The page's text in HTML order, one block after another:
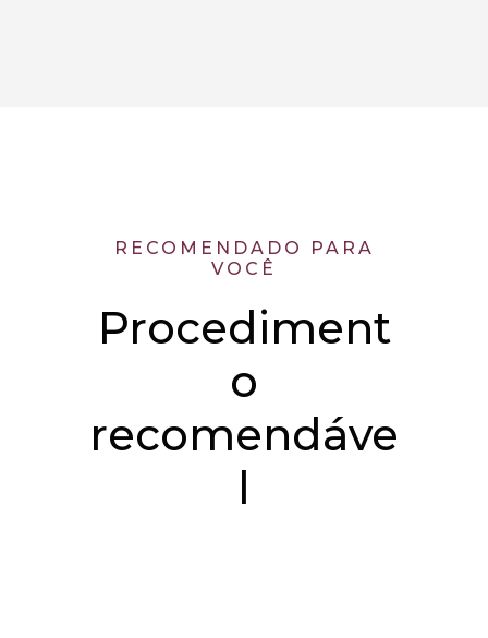
RECOMENDADO PARA
VOCÊ
Procediment
o
recomendáve
l